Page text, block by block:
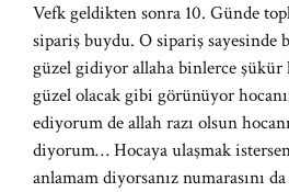
Vefk geldikten sonra 10. Günde
sipariş buydu. O sipariş
güzel gidiyor allaha binlerce şükür
güzel olacak gibi görünüyor
ediyorum de allah razı olsun
diyorum… Hocaya ulaşmak
anlamam diyorsanız numarasını